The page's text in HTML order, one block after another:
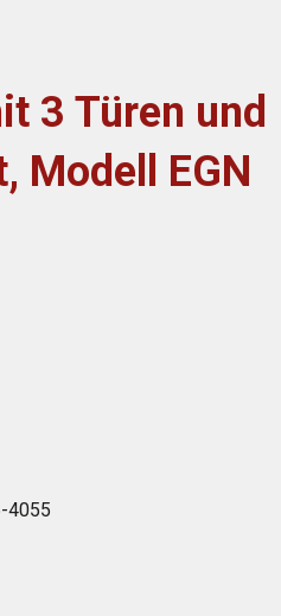
3 Türen und
Modell EGN
4055